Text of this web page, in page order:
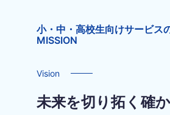
小・中・高校生向けサービス
MISSION
Vision
未来を切り拓く確